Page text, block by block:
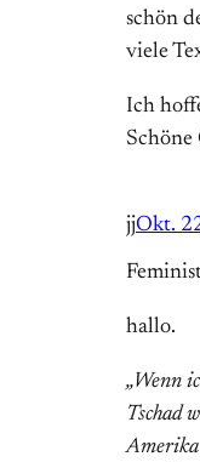
schön
viele
Ich
Schöne
jjOkt.
hallo.
„Wenn
Tschad
Amerika